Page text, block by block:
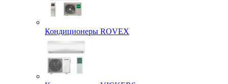
Кондиционеры ROVEX